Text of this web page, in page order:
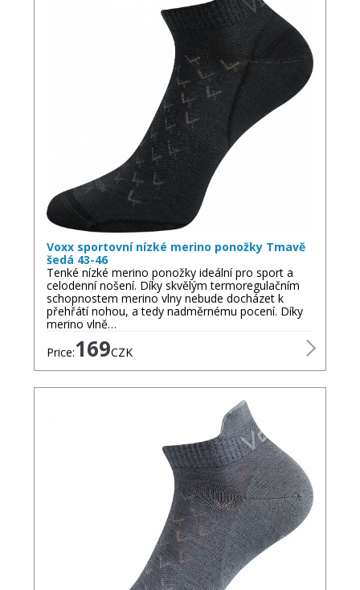
Voxx sportovní nízké merino ponožky Tmavě
šedá 43-46
Tenké nízké merino ponožky ideální pro sport a
celodenní nošení. Díky skvělým termoregulačním
schopnostem merino vlny nebude docházet k
přehřátí nohou, a tedy nadměrnému pocení. Díky
merino vlně…
Price:169CZK